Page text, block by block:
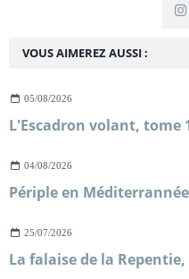
VOUS AIMEREZ AUSSI :
05/08/2026
L'Escadron volant, tome
04/08/2026
Périple en Méditerrannée
25/07/2026